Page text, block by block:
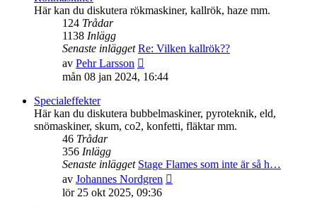
inlägget
Här kan du diskutera rökmaskiner, kallrök, haze mm.
124 Trådar
1138 Inlägg
Senaste inlägget Re: Vilken kallrök??
av Pehr Larsson
till
inlägget
mån 08 jan 2024, 16:44
Specialeffekter
Här kan du diskutera bubbelmaskiner, pyroteknik, eld,
snömaskiner, skum, co2, konfetti, fläktar mm.
46 Trådar
356 Inlägg
Senaste inlägget Stage Flames som inte är så h…
av Johannes Nordgren
lör 25 okt 2025, 09:36